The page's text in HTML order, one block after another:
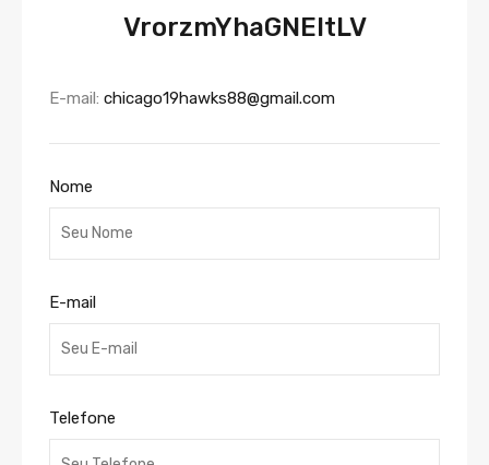
VrorzmYhaGNEltLV
E-mail: chicago19hawks88@gmail.com
Nome
E-mail
Telefone